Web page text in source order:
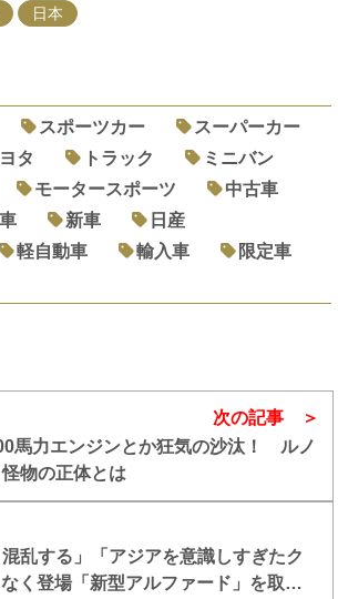
日本
スポーツカー
スーパーカー
ヨタ トラック
ミニバン
モータースポーツ
中古車
新車
日産
軽自動車 輸入車
限定車
混乱する」「アジアを意識しすぎたク
く登場「新型アルファード」を取り
次の記事
馬力エンジンとか狂気の沙汰！ ルノ
物の正体とは